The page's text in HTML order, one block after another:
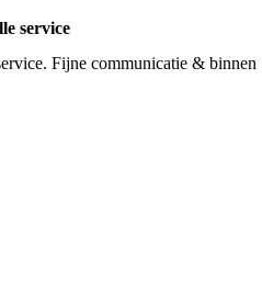
service
Fijne communicatie &